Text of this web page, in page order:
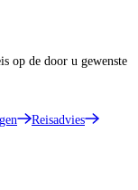
op de door u gewenste
Reisadvies